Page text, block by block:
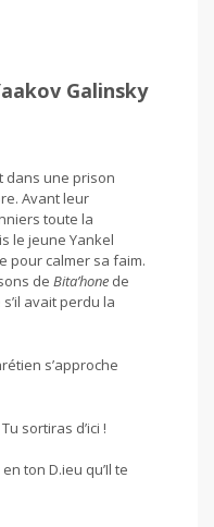
Galinsky
dans une prison
Avant leur
toute la
le jeune Yankel
pour calmer sa faim.
de Bita’hone de
avait perdu la
s’approche
sortiras d’ici !
ton D.ieu qu’Il te